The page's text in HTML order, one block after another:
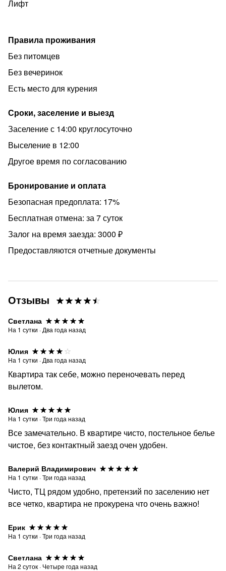
Лифт
Правила проживания
Без питомцев
Без вечеринок
Есть место для курения
Сроки, заселение и выезд
Заселение с 14:00 круглосуточно
Выселение в 12:00
Другое время по согласованию
Бронирование и оплата
Безопасная предоплата: 17%
Бесплатная отмена: за 7 суток
Залог на время заезда: 3000 ₽
Предоставляются отчетные документы
Отзывы
Светлана
На 1 сутки · Два года назад
Юлия
На 1 сутки · Два года назад
Квартира так себе, можно переночевать перед
вылетом.
Юлия
На 1 сутки ·Три года назад
Все замечательно. В квартире чисто, постельное белье
чистое, без контактный заезд очен удобен.
Валерий Владимирович
На 1 сутки ·Три года назад
Чисто, ТЦ рядом удобно, претензий по заселению нет
все четко, квартира не прокурена что очень важно!
Ерик
На 1 сутки ·Три года назад
Светлана
На 2 суток · Четыре года назад